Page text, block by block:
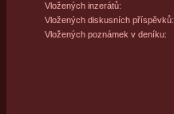
Vložených inzerátů:
Vložených diskusních příspěvků:
Vložených poznámek v deníku: